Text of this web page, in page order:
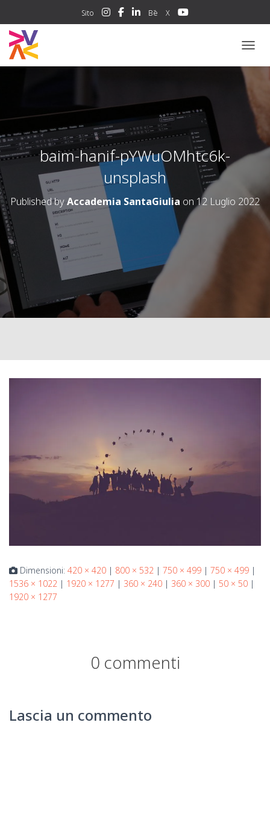
Sito Bē X
baim-hanif-pYWuOMhtc6k-
unsplash
Published byAccademia SantaGiulia on 12 Luglio 2022
Dimensioni: 420 × 420 | 800 × 532 | 750 × 499 | 750 × 499 |
1536 × 1022 | 1920 × 1277 | 360 × 240 | 360 × 300 | 50 × 50 |
1920 × 1277
0 commenti
Lascia un commento